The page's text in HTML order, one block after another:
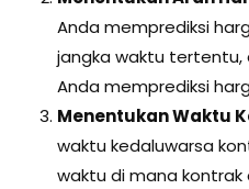
Anda memprediksi
jangka waktu tertentu,
Anda memprediksi
Menentukan Waktu
waktu kedaluwarsa
waktu di mana kontrak